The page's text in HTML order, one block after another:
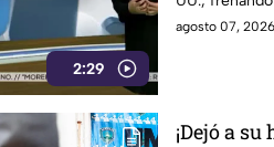
2:29
provocando
agosto 07,
¡Dejó a